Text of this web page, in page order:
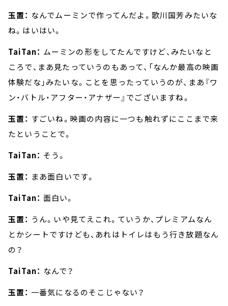
玉置： なんでムーミンで作ってんだよ。歌川国芳みたいな
ね。はいはい。
TaiTan： ムーミンの形をしてたんですけど、みたいなと
ころで、まあ見たっていうのもあって、「なんか最高の映画
体験だな」みたいな。ことを思ったっていうのが、まあ『ワ
ン・バトル・アフター・アナザー』でございますね。
玉置： すごいね。映画の内容に一つも触れずにここまで来
たということで。
TaiTan： そう。
玉置： まあ面白いです。
TaiTan： 面白い。
玉置： うん。いや見てえこれ。ていうか、プレミアムなん
とかシートですけども、あれはトイレはもう行き放題なん
の？
TaiTan： なんで？
玉置： 一番気になるのそこじゃない？